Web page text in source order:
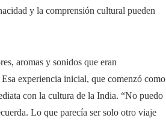
y la comprensión cultural pueden
aromas y sonidos que eran
experiencia inicial, que comenzó como
con la cultura de la India. “No puedo
Lo que parecía ser solo otro viaje